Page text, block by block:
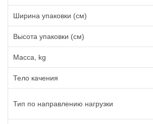
Ширина упаковки (см)
Высота упаковки (см)
Масса, kg
Тело качения
Тип по направлению нагрузки